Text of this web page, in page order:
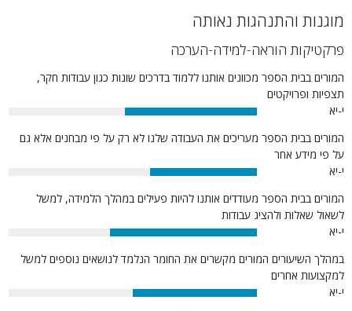
מוגנות והתנהגות נאותה
פרקטיקות הוראה-למידה-הערכה
המורים בבית הספר מכוונים אותנו ללמוד בדרכים שונות כגון עבודות חקר,
תצפיות ופרויקטים
י-יא
53%
המורים בבית הספר מעריכים את העבודה שלנו לא רק על פי מבחנים אלא גם
על פי מידע אחר
י-יא
43%
המורים בבית הספר מעודדים אותנו להיות פעילים במהלך הלמידה, למשל
לשאול שאלות ולהציג עבודות
י-יא
59%
במהלך השיעורים המורים מקשרים את החומר הנלמד לנושאים נוספים למשל
למקצועות אחרים
י-יא
50%